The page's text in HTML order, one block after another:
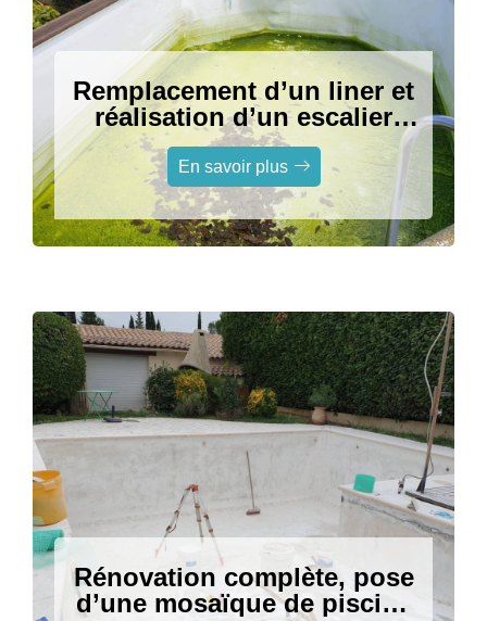
Remplacement d’un liner et
réalisation d’un escalier
dans une piscine bois sur la
commune de Grasse
En savoir plus
Rénovation complète, pose
d’une mosaïque de piscine